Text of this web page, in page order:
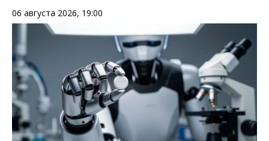
06 августа 2026, 19:00